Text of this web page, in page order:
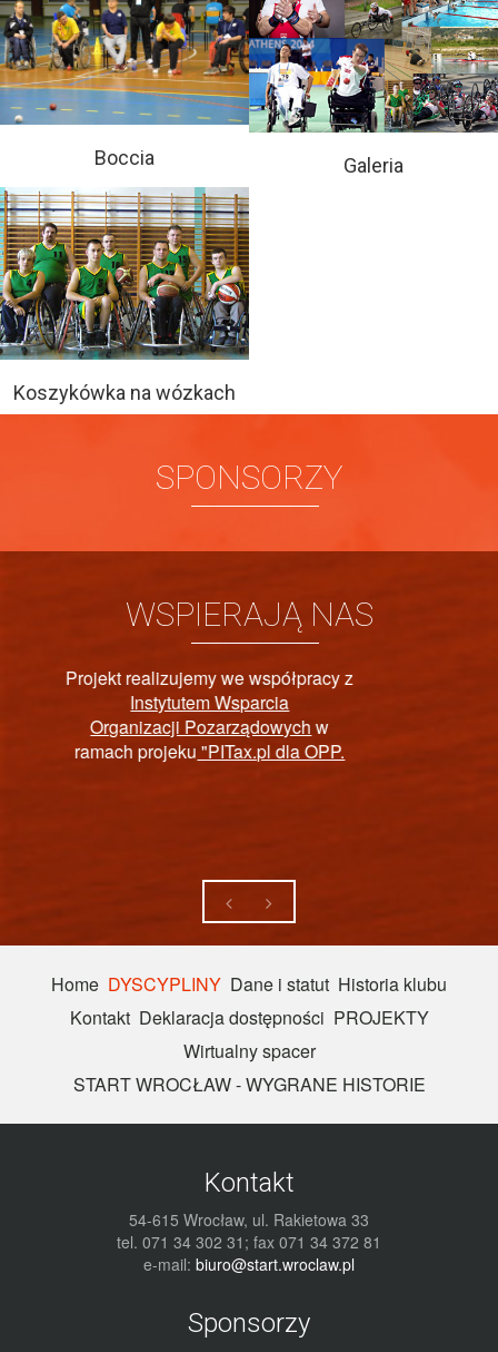
Boccia Galeria
Koszykówka na wózkach
SPONSORZY
WSPIERAJĄ NAS
PAŃSTWOWY FUNDUSZ
REHABILITACJI OSÓB
Home DYSCYPLINY Dane i statut Historia klubu
Kontakt Deklaracja dostępności PROJEKTY
Wirtualny spacer
START WROCŁAW - WYGRANE HISTORIE
Kontakt
54-615 Wrocław, ul. Rakietowa 33
tel. 071 34 302 31; fax 071 34 372 81
e-mail: biuro@start.wroclaw.pl
Sponsorzy